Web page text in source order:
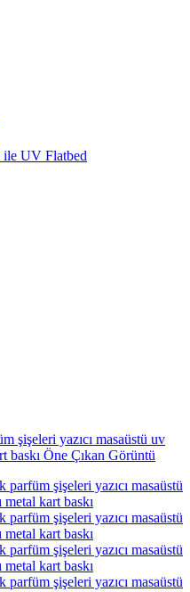
ile UV Flatbed